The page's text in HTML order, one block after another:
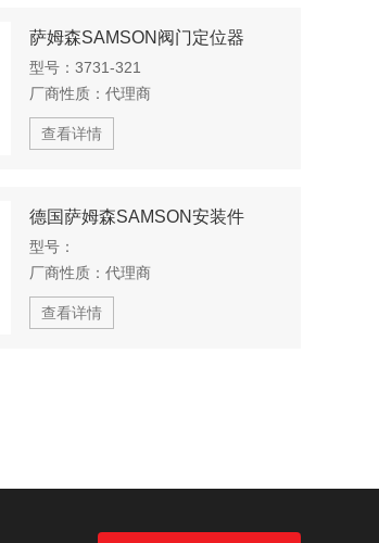
萨姆森SAMSON阀门定位器
型号： 3731-321
厂商性质： 代理商
查看详情
德国萨姆森SAMSON安装件
型号：
厂商性质： 代理商
查看详情